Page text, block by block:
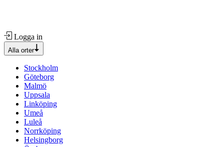
Logga in
Alla orter
Stockholm
Göteborg
Malmö
Uppsala
Linköping
Umeå
Luleå
Norrköping
Helsingborg